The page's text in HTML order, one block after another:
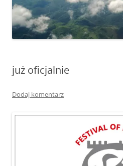
już oficjalnie
Dodaj komentarz